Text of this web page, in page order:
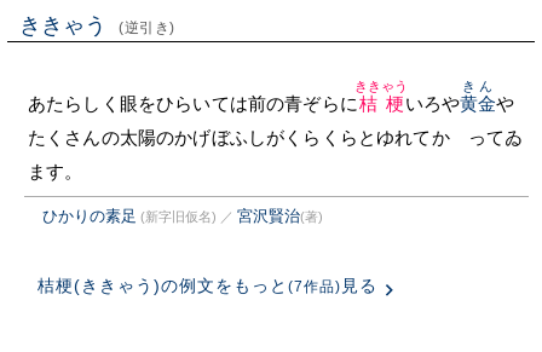
ききゃう (逆引き)
あたらしく眼をひらいては前の青ぞらに桔梗
ききゃう
いろや黄金
きん
や
たくさんの太陽のかげぼふしがくらくらとゆれてかゝってゐ
ます。
ひかりの素足 (新字旧仮名) ／ 宮沢賢治(著)
桔梗(ききゃう)の例文をもっと (7作品) 見る